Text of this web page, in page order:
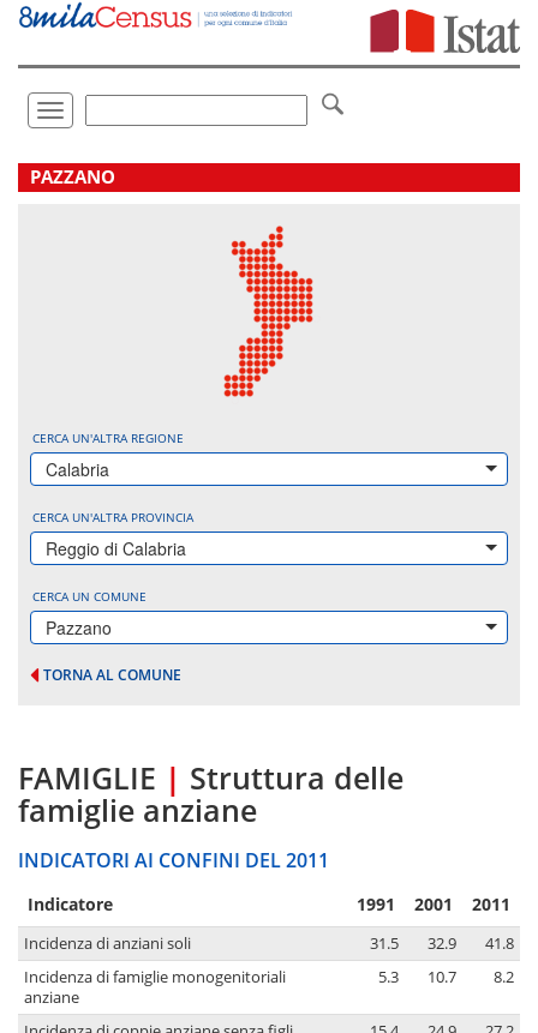
Vai
direttamente
Toggle
navigation
.
PAZZANO
CERCA UN'ALTRA REGIONE
Calabria
CERCA UN'ALTRA PROVINCIA
Reggio di Calabria
CERCA UN COMUNE
Pazzano
TORNA AL COMUNE
FAMIGLIE | Struttura delle
famiglie anziane
INDICATORI AI CONFINI DEL 2011
Indicatore 1991 2001 2011
Incidenza di anziani soli 31.5 32.9
41.8
Incidenza di famiglie monogenitoriali
anziane
5.3 10.7 8.2